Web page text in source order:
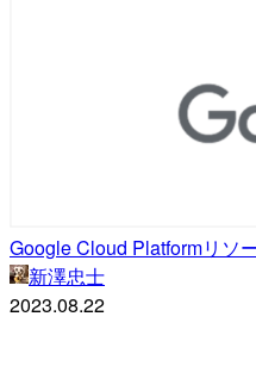
Google Cloud Platformリソ
新澤忠士
2023.08.22